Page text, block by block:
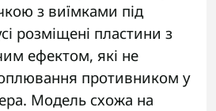
з виїмками під
розміщені пластини з
ефектом, які не
противником у
Модель схожа на